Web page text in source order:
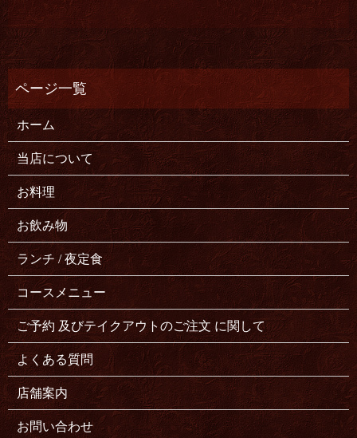
ホーム
当店について
お料理
お飲み物
ランチ / 夜定食
コースメニュー
ご予約 及びテイクアウトのご注文 に関して
よくある質問
店舗案内
お問い合わせ